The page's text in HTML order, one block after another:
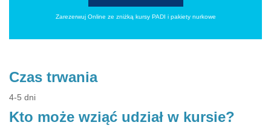
Zarezerwuj Online ze zniżką kursy PADI i pakiety nurkowe
Czas trwania
4-5 dni
Kto może wziąć udział w kursie?